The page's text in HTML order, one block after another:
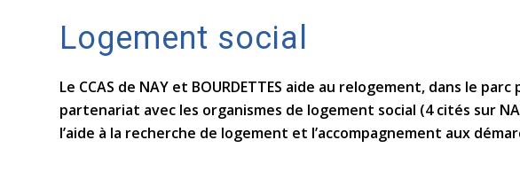
Logement social
Le CCAS de NAY et BOURDETTES aide au relogement, dans le
partenariat avec les organismes de logement social (4 cités sur
l’aide à la recherche de logement et l’accompagnement aux